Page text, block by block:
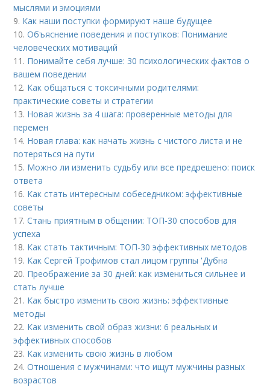
мыслями и эмоциями
9. Как наши поступки формируют наше будущее
10.Объяснение поведения и поступков: Понимание
человеческих мотиваций
11. Понимайте себя лучше: 30 психологических фактов о
вашем поведении
12. Как общаться с токсичными родителями:
практические советы и стратегии
13. Новая жизнь за 4 шага: проверенные методы для
перемен
14. Новая глава: как начать жизнь с чистого листа и не
потеряться на пути
15. Можно ли изменить судьбу или все предрешено: поиск
ответа
16. Как стать интересным собеседником: эффективные
советы
17.Стань приятным в общении: ТОП-30 способов для
успеха
18. Как стать тактичным: ТОП-30 эффективных методов
19. Как Сергей Трофимов стал лицом группы 'Дубна
20. Преображение за 30 дней: как измениться сильнее и
стать лучше
21. Как быстро изменить свою жизнь: эффективные
методы
22. Как изменить свой образ жизни: 6 реальных и
эффективных способов
23. Как изменить свою жизнь в любом
24.Отношения с мужчинами: что ищут мужчины разных
возрастов